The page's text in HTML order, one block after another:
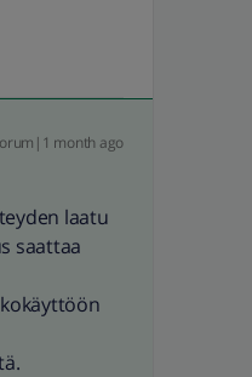
month ago
laatu
saattaa